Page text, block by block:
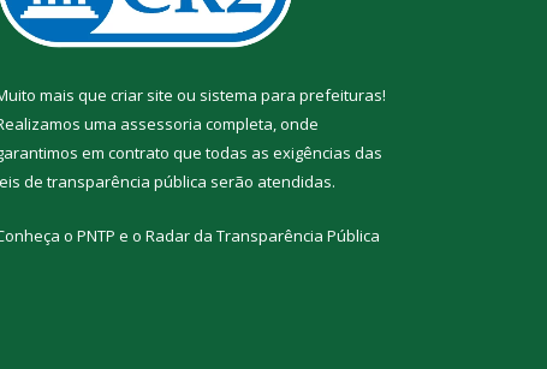
mais que criar site ou sistema para prefeituras!
uma assessoria completa, onde
em contrato que todas as exigências das
de transparência pública serão atendidas.
o PNTP e o Radar da Transparência Pública